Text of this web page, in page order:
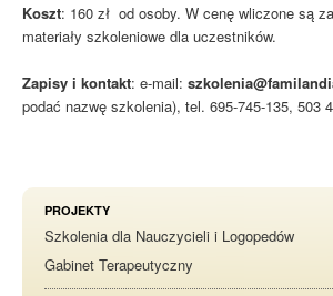
Koszt: 160 zł od osoby. W cenę wliczone są
materiały szkoleniowe dla uczestników.
Zapisy i kontakt: e-mail:
podać nazwę szkolenia), tel. 695-745-135, 503
PROJEKTY
Szkolenia dla Nauczycieli i Logopedów
Gabinet Terapeutyczny